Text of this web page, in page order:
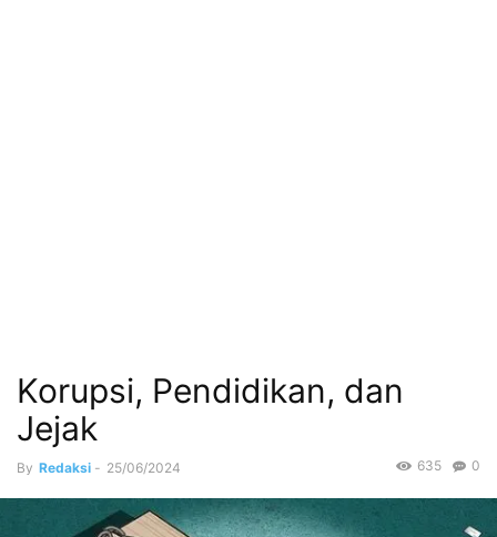
Korupsi, Pendidikan, dan
Jejak
By Redaksi - 25/06/2024 0
635